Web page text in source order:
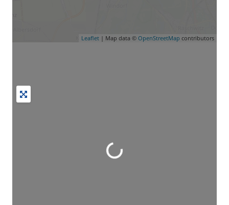
Leaflet | Map data © OpenStreetMap contributors
Wird geladen …